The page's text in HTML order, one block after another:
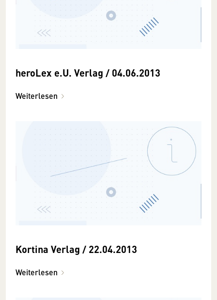
heroLex e.U. Verlag / 04.06.2013
Weiterlesen
Kortina Verlag / 22.04.2013
Weiterlesen